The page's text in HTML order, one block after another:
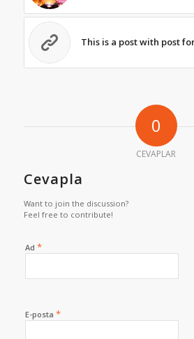
This is a post with post
0
CEVAPLAR
Cevapla
Want to join the discussion?
Feel free to contribute!
Ad *
E-posta *